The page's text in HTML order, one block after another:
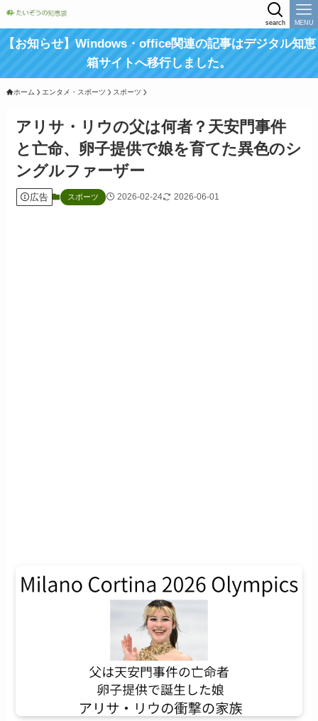
search MENU
【お知らせ】Windows・office関連の記事はデジタル知恵
箱サイトへ移行しました。
ホーム エンタメ・スポーツ スポーツ
アリサ・リウの父は何者？天安門事件
と亡命、卵子提供で娘を育てた異色のシ
ングルファーザー
広告 スポーツ 2026-02-24 2026-06-01